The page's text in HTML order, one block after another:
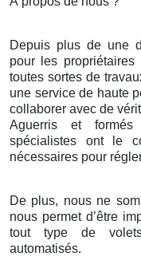
Depuis plus de une
pour les
toutes sortes de
une service de haute
collaborer avec de
Aguerris et
spécialistes ont le
nécessaires pour
De plus, nous ne
nous permet d’être
tout type de
automatisés.